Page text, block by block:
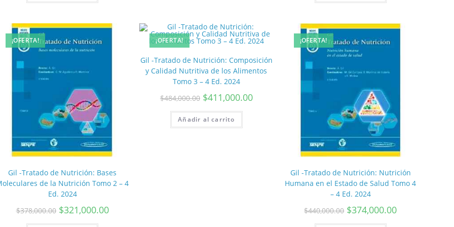
¡OFERTA!
Gil -Tratado de Nutrición: Bases
de la Nutrición Tomo 2 – 4
Ed. 2024
$378,000.00 $321,000.00
¡OFERTA!
Gil -Tratado de Nutrición: Composición
y Calidad Nutritiva de los Alimentos
Tomo 3 – 4 Ed. 2024
$484,000.00 $411,000.00
Añadir al carrito
¡OFERTA!
Gil -Tratado de Nutrición: Nutrición
Humana en el Estado de Salud Tomo 4
– 4 Ed. 2024
$440,000.00 $374,000.00